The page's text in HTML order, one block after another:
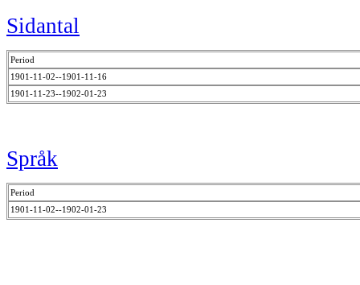
Sidantal
Period
1901-11-02--1901-11-16
1901-11-23--1902-01-23
Språk
Period
1901-11-02--1902-01-23